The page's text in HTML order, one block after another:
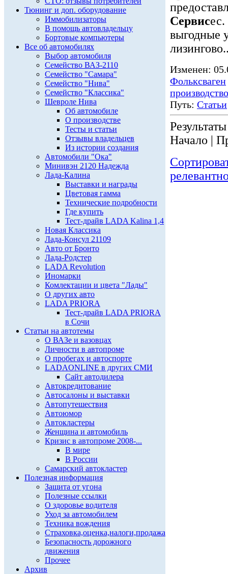
Тюнинг и доп. оборудование
Иммобилизаторы
В помощь автовладельцу
Бортовые компьютеры
Все об автомобилях
Выбор автомобиля
Семейство ВАЗ-2110
Семейство "Самара"
Семейство "Нива"
Семейство "Классика"
Шевроле Нива
Об автомобиле
О производстве
Тесты и статьи
Отзывы владельцев
Из истории создания
Автомобили "Ока"
Минивэн 2120 Надежда
Лада-Калина
Выставки и награды
Цветовая гамма
Технические подробности
Где купить
Тест-драйв LADA Kalina 1,4
Новая Классика
Лада-Консул 21109
Авто от Бронто
Лада-Родстер
LADA Revolution
Иномарки
Комлектации и цвета "Лады"
О других авто
LADA PRIORA
Тест-драйв LADA PRIORA
в Сочи
Статьи на автотемы
О ВАЗе и вазовцах
Личности в автопроме
О пробегах и автоспорте
LADAONLINE в других СМИ
Сайт автодилера
Автокредитование
Автосалоны и выставки
Автопутешествия
Автоюмор
Автокластеры
Женщина и автомобиль
Кризис в автопроме 2008-...
В мире
В России
Самарский автокластер
Полезная информация
Защита от угона
Полезные ссылки
О здоровье водителя
Уход за автомобилем
Техника вождения
Страховка,оценка,налоги,продажа
Безопасность дорожного
движения
Прочее
Архив
Сервис
выгодные
Изменен:
Фольксваген
производство
Путь: Статьи
Начало |